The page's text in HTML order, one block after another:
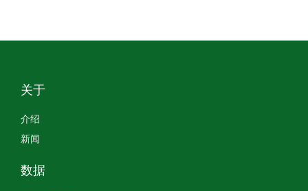
关于
介绍
新闻
数据